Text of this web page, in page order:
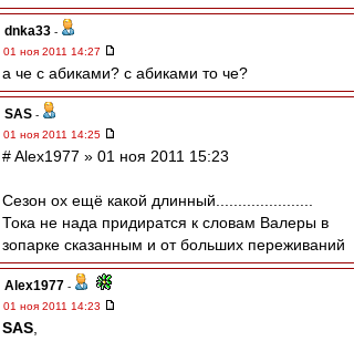
dnka33 -
01 ноя 2011 14:27
а че с абиками? с абиками то че?
SAS -
01 ноя 2011 14:25
# Alex1977 » 01 ноя 2011 15:23
Сезон ох ещё какой длинный......................
Тока не нада придиратся к словам Валеры в
зопарке сказанным и от больших переживаний
Alex1977 -
01 ноя 2011 14:23
SAS